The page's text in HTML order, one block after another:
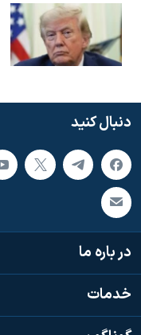
دنبال کنید
در باره ما
خدمات